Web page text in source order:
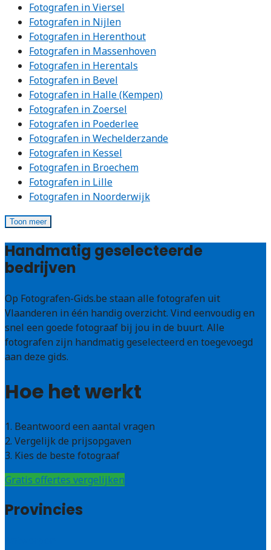
Fotografen in Viersel
Fotografen in Nijlen
Fotografen in Herenthout
Fotografen in Massenhoven
Fotografen in Herentals
Fotografen in Bevel
Fotografen in Halle (Kempen)
Fotografen in Zoersel
Fotografen in Poederlee
Fotografen in Wechelderzande
Fotografen in Kessel
Fotografen in Broechem
Fotografen in Lille
Fotografen in Noorderwijk
Toon meer
Handmatig geselecteerde
bedrijven
Op Fotografen-Gids.be staan alle fotografen uit
Vlaanderen in één handig overzicht. Vind eenvoudig en
snel een goede fotograaf bij jou in de buurt. Alle
fotografen zijn handmatig geselecteerd en toegevoegd
aan deze gids.
Hoe het werkt
1. Beantwoord een aantal vragen
2. Vergelijk de prijsopgaven
3. Kies de beste fotograaf
Gratis offertes vergelijken
Provincies